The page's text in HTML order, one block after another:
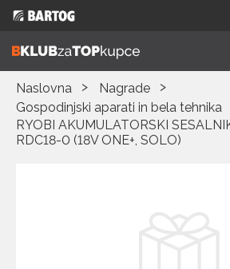
Naslovna
Nagrade
Gospodinjski aparati in bela tehnika
RYOBI AKUMULATORSKI
RDC18-0 (18V ONE+, SOLO)